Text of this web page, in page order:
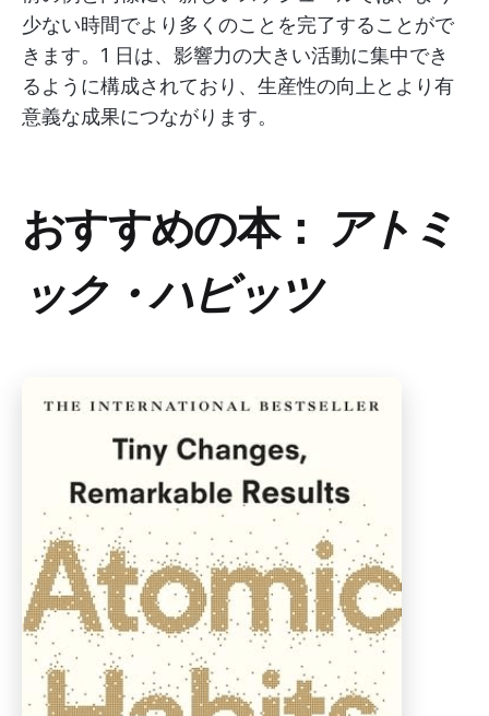
少ない時間でより多くのことを完了することがで
きます。1 日は、影響力の大きい活動に集中でき
るように構成されており、生産性の向上とより有
意義な成果につながります。
おすすめの本： アトミ
ック・ハビッツ